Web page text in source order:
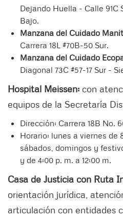
Dejando Huella - Calle 91C
Bajo.
Manzana del Cuidado
Carrera 18L #70B-50 Sur.
Manzana del Cuidado
Diagonal 73C #57-17 Sur -
Hospital Meissen: con
equipos de la Secretaría
Dirección: Carrera 18B No.
Horario: lunes a viernes de
sábados, domingos y
y de 4:00 p. m. a 12:00 m.
Casa de Justicia con Ruta
orientación jurídica,
articulación con entidades